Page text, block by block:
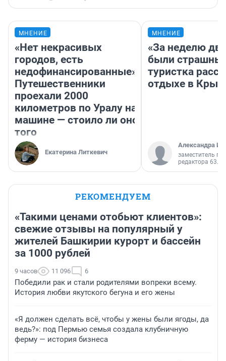
МНЕНИЕ
«Нет некрасивых
городов, есть
недофинансированные».
Путешественники
проехали 2000
километров по Уралу на
машине — стоило ли оно
того
Екатерина Литкевич
МНЕНИЕ
«За неделю
были
туристка
отдыхе в
Александра
заместитель
редактора 63.RU
РЕКОМЕНДУЕМ
«Такими ценами отобьют клиентов»:
свежие отзывы на популярный у
жителей Башкирии курорт и бассейн
за 1000 рублей
9 часов 11 096 6
Победили рак и стали родителями вопреки всему.
История любви якутского бегуна и его жены
«Я должен сделать всё, чтобы у жены были ягоды, да
ведь?»: под Пермью семья создала клубничную
ферму — история бизнеса